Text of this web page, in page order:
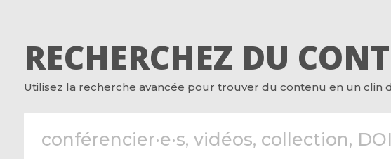
19 videos
CEMRACS 2026 : Modeling and AI
Recherche Avancée en Calcul
Coulomb branches
affines
RECHERCHEZ DU
Utilisez la recherche avancée pour trouver du contenu en un clin